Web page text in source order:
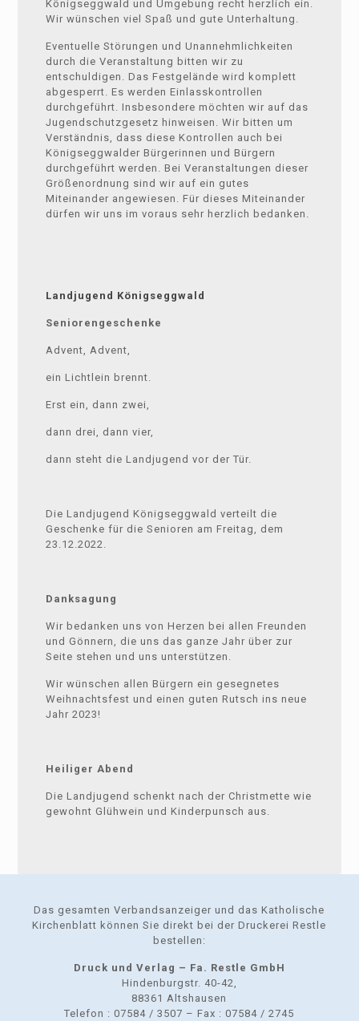
Königseggwald und Umgebung recht herzlich ein.
Wir wünschen viel Spaß und gute Unterhaltung.
Eventuelle Störungen und Unannehmlichkeiten
durch die Veranstaltung bitten wir zu
entschuldigen. Das Festgelände wird komplett
abgesperrt. Es werden Einlasskontrollen
durchgeführt. Insbesondere möchten wir auf das
Jugendschutzgesetz hinweisen. Wir bitten um
Verständnis, dass diese Kontrollen auch bei
Königseggwalder Bürgerinnen und Bürgern
durchgeführt werden. Bei Veranstaltungen dieser
Größenordnung sind wir auf ein gutes
Miteinander angewiesen. Für dieses Miteinander
dürfen wir uns im voraus sehr herzlich bedanken.
Landjugend Königseggwald
Seniorengeschenke
Advent, Advent,
ein Lichtlein brennt.
Erst ein, dann zwei,
dann drei, dann vier,
dann steht die Landjugend vor der Tür.
Die Landjugend Königseggwald verteilt die
Geschenke für die Senioren am Freitag, dem
23.12.2022.
Danksagung
Wir bedanken uns von Herzen bei allen Freunden
und Gönnern, die uns das ganze Jahr über zur
Seite stehen und uns unterstützen.
Wir wünschen allen Bürgern ein gesegnetes
Weihnachtsfest und einen guten Rutsch ins neue
Jahr 2023!
Heiliger Abend
Die Landjugend schenkt nach der Christmette wie
gewohnt Glühwein und Kinderpunsch aus.
Das gesamten Verbandsanzeiger und das Katholische
Kirchenblatt können Sie direkt bei der Druckerei Restle
bestellen:
Druck und Verlag – Fa. Restle GmbH
Hindenburgstr. 40-42,
88361 Altshausen
Telefon : 07584 / 3507 – Fax : 07584 / 2745